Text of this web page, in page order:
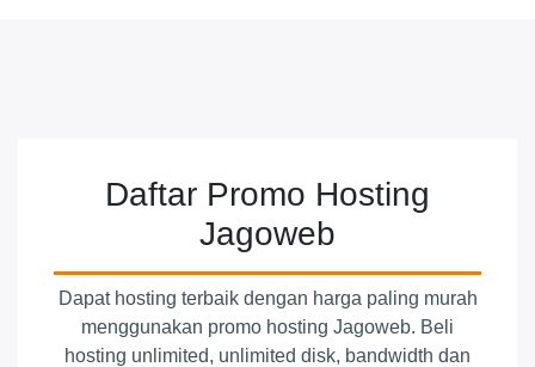
Daftar Promo Hosting
Jagoweb
Dapat hosting terbaik dengan harga paling murah
menggunakan promo hosting Jagoweb. Beli
hosting unlimited, unlimited disk, bandwidth dan